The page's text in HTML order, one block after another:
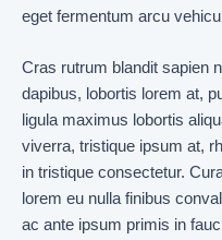
eget fermentum arcu
Cras rutrum blandit sapien
dapibus, lobortis lorem at,
ligula maximus lobortis
viverra, tristique ipsum at,
in tristique consectetur.
lorem eu nulla finibus
ac ante ipsum primis in